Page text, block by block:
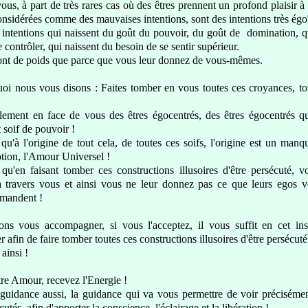
à part de très rares cas où des êtres prennent un profond plaisir
comme des mauvaises intentions, sont des intentions très
qui naissent du goût du pouvoir, du goût de domination,
contrôler, qui naissent du besoin de se sentir supérieur.
de poids que parce que vous leur donnez de vous-mêmes.
nous vous disons :Faites tomber en vous toutes ces croyances,
en face de vous des êtres égocentrés, des êtres égocentrés
soif de pouvoir!
l'origine de tout cela, de toutes ces soifs, l'origine est un
l'AmourUniversel !
qu'en faisant tomber ces constructions illusoires d'être persécuté,
travers vous et ainsi vous ne leur donnez pas ce que leurs egos
!
vous accompagner, si vous l'acceptez,il vous suffit en cet
afin de faire tomber toutes ces constructions illusoires d'être
!
Amour, recevez l'Energie !
aussi, la guidance qui va vous permettre de voir